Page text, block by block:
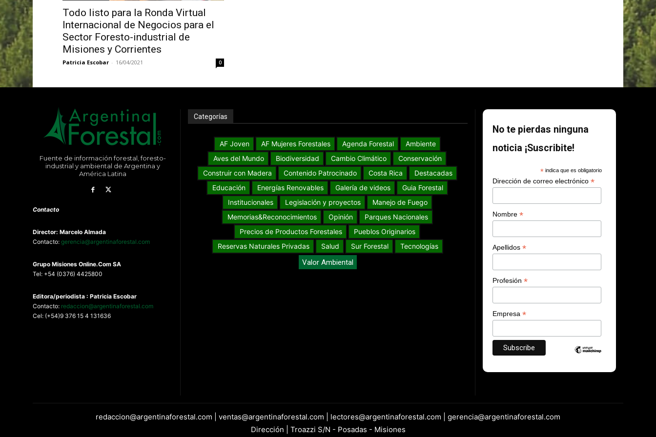
Todo listo para la Ronda Virtual
Internacional de Negocios para el
Sector Foresto-industrial de
Misiones y Corrientes
Patricia Escobar - 16/04/2021 0
Fuente de información forestal, foresto-
industrial y ambiental de Argentina y
América Latina
Contacto
Director: Marcelo Almada
Contacto: gerencia@argentinaforestal.com
Grupo MisionesOnline.Com SA
Tel: +54 (0376) 4425800
Editora/periodista : Patricia Escobar
Contacto: redaccion@argentinaforestal.com
Cel: (+54)9 376 15 4 131636
Categorías
AF Joven AF Mujeres Forestales Agenda Forestal
Ambiente
Aves del Mundo
Biodiversidad Cambio Climático
Conservación
Construir con Madera
Contenido Patrocinado Costa Rica
Destacadas
Educación
Energías Renovables Galería de videos
Guia Forestal
Institucionales
Legislación y proyectos
Manejo de Fuego
Memorias&Reconocimientos
Opinión
Parques Nacionales
Precios de Productos Forestales
Pueblos Originarios
Reservas Naturales Privadas
Salud Sur Forestal Tecnologías
Valor Ambiental
No te pierdas ninguna
noticia ¡Suscribite!
*indica que es obligatorio
Dirección de correo electrónico*
Nombre*
Apellidos*
Profesión*
Empresa*
redaccion@argentinaforestal.com | ventas@argentinaforestal.com | lectores@argentinaforestal.com | gerencia@argentinaforestal.com
Dirección | Troazzi S/N - Posadas - Misiones